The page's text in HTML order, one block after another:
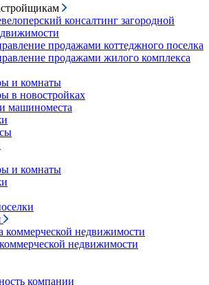
консалтинг загородной
продажами коттеджного поселка
продажами жилого комплекса
и комнаты
в новостройках
машиноместа
и комнаты
коммерческой недвижимости
недвижимости
компании